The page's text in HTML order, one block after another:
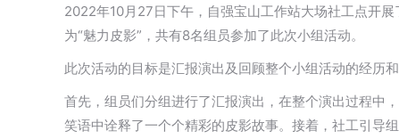
2022年10月27日下午，自强宝山工作站大场社工点开
为“魅力皮影”，共有8名组员参加了此次小组活动。
此次活动的目标是汇报演出及回顾整个小组活动的经历
首先，组员们分组进行了汇报演出，在整个演出过程中
笑语中诠释了一个个精彩的皮影故事。接着，社工引导